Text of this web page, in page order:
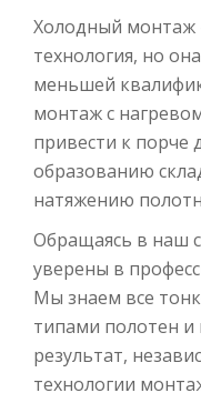
Холодный монтаж
технология, но
меньшей
монтаж с
привести к порче
образованию
натяжению
Обращаясь в наш
уверены в
Мы знаем все
типами полотен и
результат,
технологии